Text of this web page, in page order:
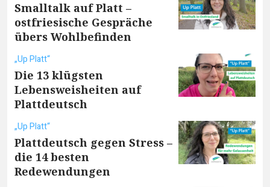
Smalltalk auf Platt –
ostfriesische Gespräche
übers Wohlbefinden
„Up Platt“
Die 13 klügsten
Lebensweisheiten auf
Plattdeutsch
„Up Platt“
Plattdeutsch gegen Stress –
die 14 besten
Redewendungen